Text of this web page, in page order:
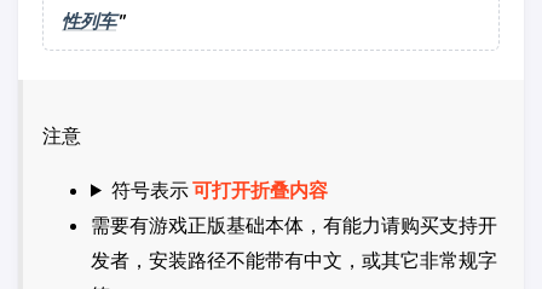
性列车"
注意
符号表示可打开折叠内容
需要有游戏正版基础本体，有能力请购买支持开
发者，安装路径不能带有中文，或其它非常规字